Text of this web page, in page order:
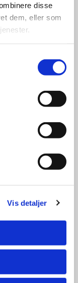
disse
dem, eller som
Vis detaljer